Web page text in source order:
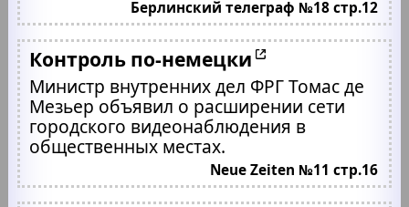
Берлинский телеграф №18 стр.12
Контроль по-немецки
Министр внутренних дел ФРГ Томас де
Мезьер объявил о расширении сети
городского видеонаблюдения в
общественных местах.
Neue Zeiten №11 стр.16